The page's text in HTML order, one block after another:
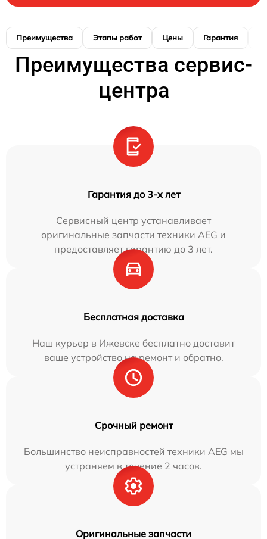
Преимущества Этапы работ Цены Гарантия
Преимущества сервис-
центра
Гарантия до 3-х лет
Сервисный центр устанавливает
оригинальные запчасти техники AEG и
предоставляет гарантию до 3 лет.
Бесплатная доставка
Наш курьер в Ижевске бесплатно доставит
ваше устройство на ремонт и обратно.
Срочный ремонт
Большинство неисправностей техники AEG мы
устраняем в течение 2 часов.
Оригинальные запчасти